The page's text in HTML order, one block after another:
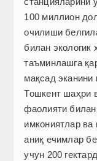
100 миллион
очилиши
билан экологик
таъминлашга
мақсад эканини
Тошкент шаҳри
фаолияти
имкониятлар
аниқ ечимлар
учун 200